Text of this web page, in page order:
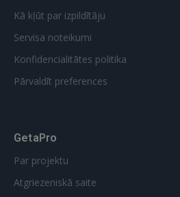
Kā kļūt par izpildītāju
Servisa noteikumi
Konfidencialitātes politika
Pārvaldīt preferences
GetaPro
Par projektu
Atgriezeniskā saite